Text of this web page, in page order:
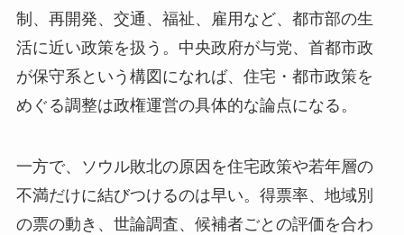
制、再開発、交通、福祉、雇用など、都市部の生
活に近い政策を扱う。中央政府が与党、首都市政
が保守系という構図になれば、住宅・都市政策を
めぐる調整は政権運営の具体的な論点になる。
一方で、ソウル敗北の原因を住宅政策や若年層の
不満だけに結びつけるのは早い。得票率、地域別
の票の動き、世論調査、候補者ごとの評価を合わ